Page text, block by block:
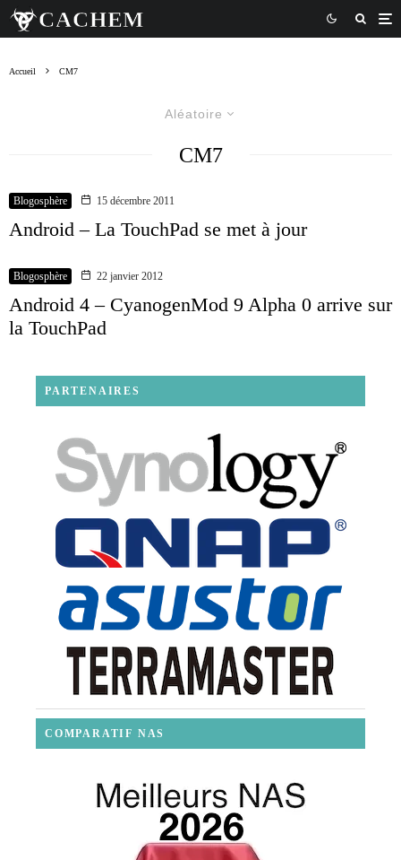
Accueil CM7
Aléatoire
CM7
Blogosphère 15 décembre 2011
Android – La TouchPad se met à jour
Blogosphère 22 janvier 2012
Android 4 – CyanogenMod 9 Alpha 0 arrive sur
la TouchPad
PARTENAIRES
COMPARATIF NAS